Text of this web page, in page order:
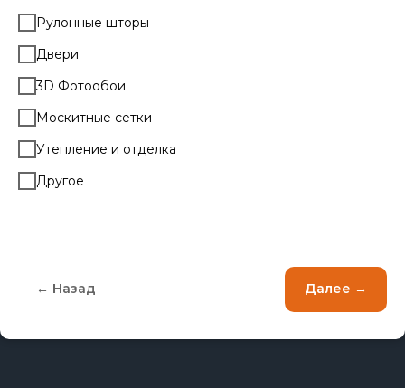
Рулонные шторы
Двери
3D Фотообои
Москитные сетки
Утепление и отделка
Другое
← Назад Далее →